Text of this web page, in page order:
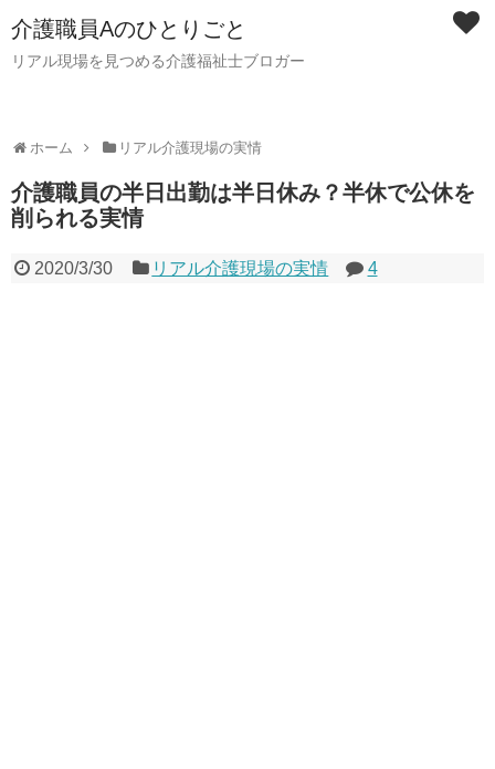
介護職員Aのひとりごと
リアル現場を見つめる介護福祉士ブロガー
ホーム リアル介護現場の実情
介護職員の半日出勤は半日休み？半休で公休を
削られる実情
2020/3/30 リアル介護現場の実情 4